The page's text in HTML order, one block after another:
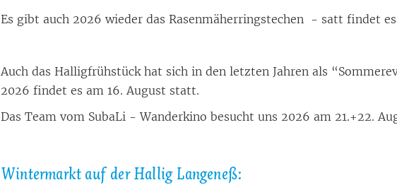
Es gibt auch 2026 wie­der das Ra­sen­mä­her­rings­te­chen - satt fin­det
Auch das Hal­lig­früh­stück hat sich in den letz­ten Jah­ren als “
2026 fin­det es am 16. Au­gust statt.
Das Team vom Sub­a­Li - Wan­der­ki­no be­sucht uns 2026 am 21.+22.
Win­ter­markt auf der Hal­lig Lan­ge­neß: